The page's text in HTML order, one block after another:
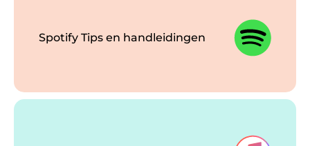
Spotify Tips en handleidingen